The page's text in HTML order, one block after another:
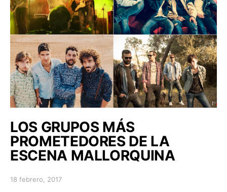
LOS GRUPOS MÁS
PROMETEDORES DE LA
ESCENA MALLORQUINA
Posted on
18 febrero, 2017